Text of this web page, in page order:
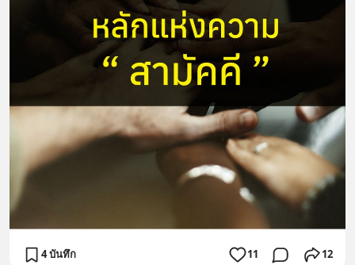
4 บันทึก 11 12